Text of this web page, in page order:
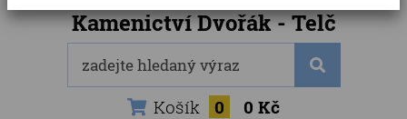
Kamenictví Dvořák - Telč
Košík 0 0 Kč